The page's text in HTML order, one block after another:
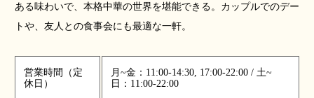
ある味わいで、本格中華の世界を堪能できる。カップルでのデー
トや、友人との食事会にも最適な一軒。
営業時間（定
休日）
月~金：11:00-14:30, 17:00-22:00 / 土~
日：11:00-22:00